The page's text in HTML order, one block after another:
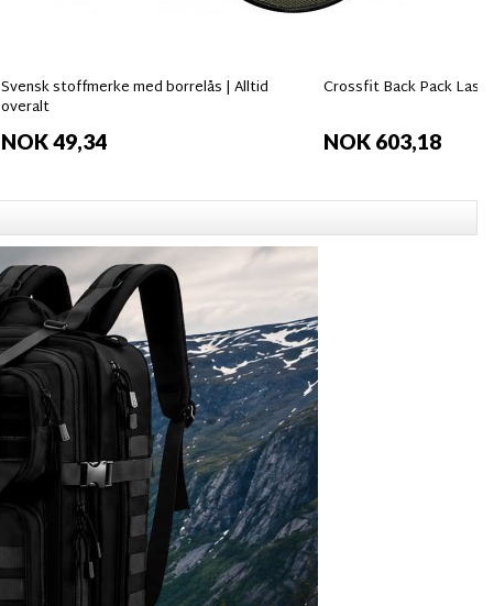
Svensk stoffmerke med borrelås | Alltid
overalt
NOK 49,34
Crossfit Back Pack
NOK 603,18